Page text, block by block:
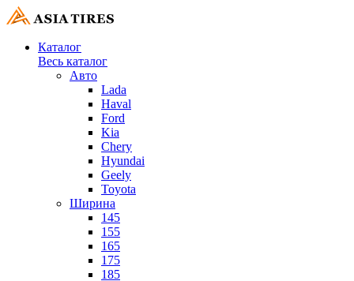
Каталог
Весь каталог
Авто
Lada
Haval
Ford
Kia
Chery
Hyundai
Geely
Toyota
Ширина
145
155
165
175
185